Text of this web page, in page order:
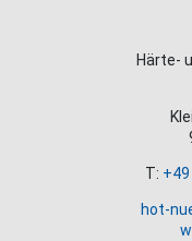
Härte-
T:
hot-